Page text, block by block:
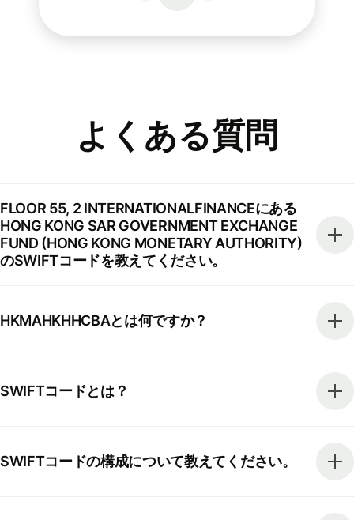
よくある質問
FLOOR 55, 2 INTERNATIONALFINANCEにある
HONG KONG SAR GOVERNMENT EXCHANGE
FUND (HONG KONG MONETARY AUTHORITY)
のSWIFTコードを教えてください。
HKMAHKHHCBAとは何ですか？
SWIFTコードとは？
SWIFTコードの構成について教えてください。